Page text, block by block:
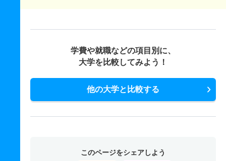
学費や就職などの項目別に、
大学を比較してみよう！
他の大学と比較する
このページをシェアしよう